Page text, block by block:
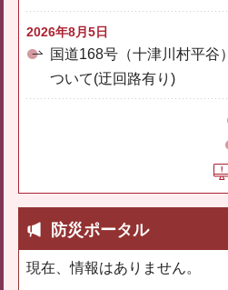
2026年8月5日
国道168号（十津川村平谷
ついて(迂回路有り)
防災ポータル
現在、情報はありません。